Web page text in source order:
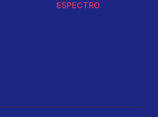
ESPECTRO